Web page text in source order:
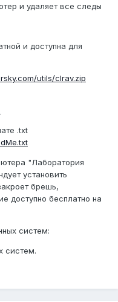
и удаляет все следы
и доступна для
utils/clrav.zip
.txt
"Лаборатория
установить
брешь,
доступно бесплатно на
систем:
систем.